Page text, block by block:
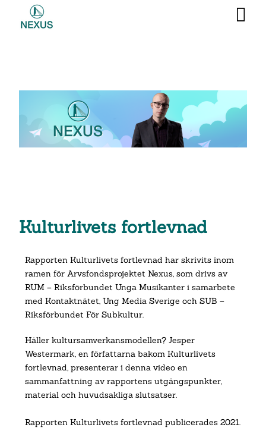
Kulturlivets fortlevnad
Rapporten Kulturlivets fortlevnad har skrivits inom
ramen för Arvsfondsprojektet Nexus, som drivs av
RUM – Riksförbundet Unga Musikanter i samarbete
med Kontaktnätet, Ung Media Sverige och SUB –
Riksförbundet För Subkultur.
Håller kultursamverkansmodellen? Jesper
Westermark, en författarna bakom Kulturlivets
fortlevnad, presenterar i denna video en
sammanfattning av rapportens utgångspunkter,
material och huvudsakliga slutsatser.
Rapporten Kulturlivets fortlevnad publicerades 2021.